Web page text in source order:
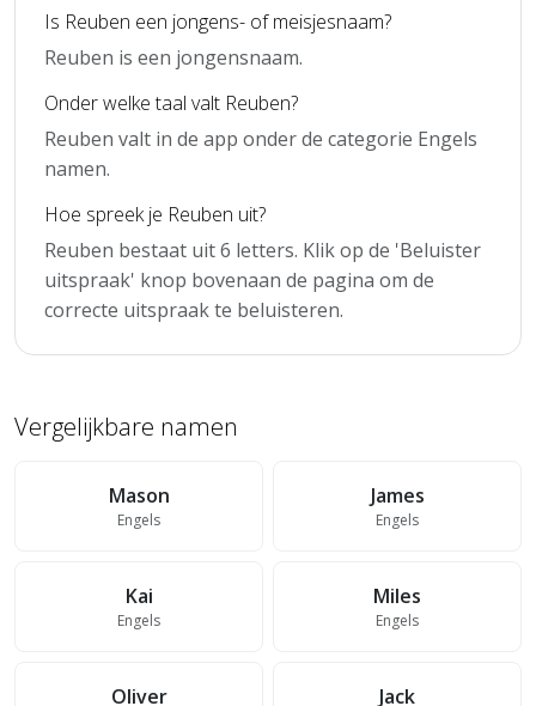
Is Reuben een jongens- of meisjesnaam?
Reuben is een jongensnaam.
Onder welke taal valt Reuben?
Reuben valt in de app onder de categorie Engels
namen.
Hoe spreek je Reuben uit?
Reuben bestaat uit 6 letters. Klik op de 'Beluister
uitspraak' knop bovenaan de pagina om de
correcte uitspraak te beluisteren.
Vergelijkbare namen
Mason
Engels
James
Engels
Kai
Engels
Miles
Engels
Oliver Jack